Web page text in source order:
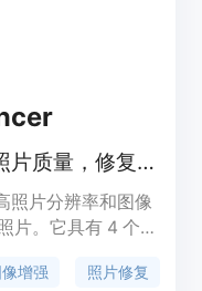
一键 AI 照片增强器，提高照片质量，修复模糊照片
照片分辨率和图像
片。它具有 4 个
质量增强工具。
增强 照片修复